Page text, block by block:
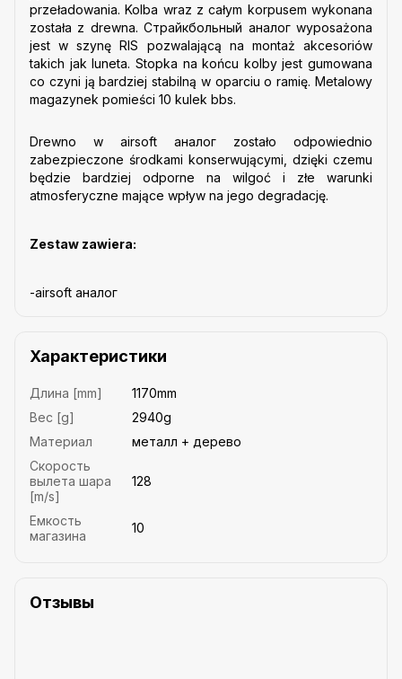
przeładowania. Kolba wraz z całym korpusem wykonana
została z drewna. Страйкбольный аналог wyposażona
jest w szynę RIS pozwalającą na montaż akcesoriów
takich jak luneta. Stopka na końcu kolby jest gumowana
co czyni ją bardziej stabilną w oparciu o ramię. Metalowy
magazynek pomieści 10 kulek bbs.
Drewno w airsoft аналог zostało odpowiednio
zabezpieczone środkami konserwującymi, dzięki czemu
będzie bardziej odporne na wilgoć i złe warunki
atmosferyczne mające wpływ na jego degradację.
Zestaw zawiera:
-airsoft аналог
Характеристики
Длина [mm]
1170mm
Вес [g]
2940g
Материал
металл + дерево
Скорость
вылета шара
[m/s]
128
Емкость
магазина
10
Отзывы